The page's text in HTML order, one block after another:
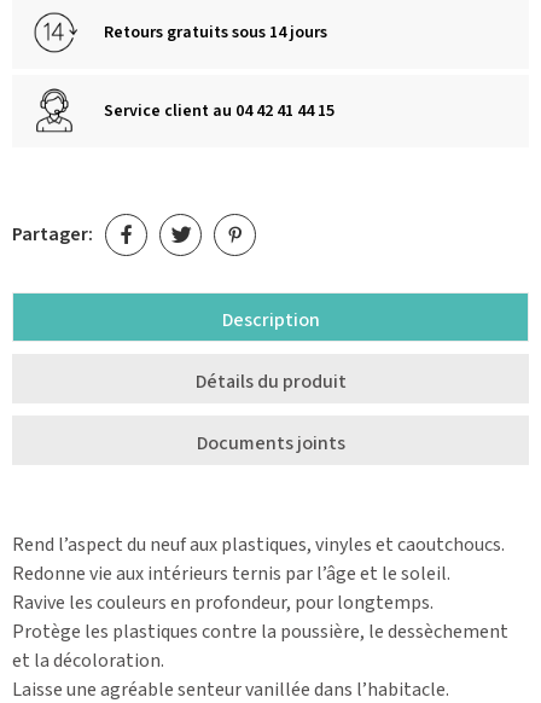
Retours gratuits sous 14 jours
Service client au 04 42 41 44 15
Partager:
Description
Détails du produit
Documents joints
Rend l’aspect du neuf aux plastiques, vinyles et caoutchoucs.
Redonne vie aux intérieurs ternis par l’âge et le soleil.
Ravive les couleurs en profondeur, pour longtemps.
Protège les plastiques contre la poussière, le dessèchement
et la décoloration.
Laisse une agréable senteur vanillée dans l’habitacle.